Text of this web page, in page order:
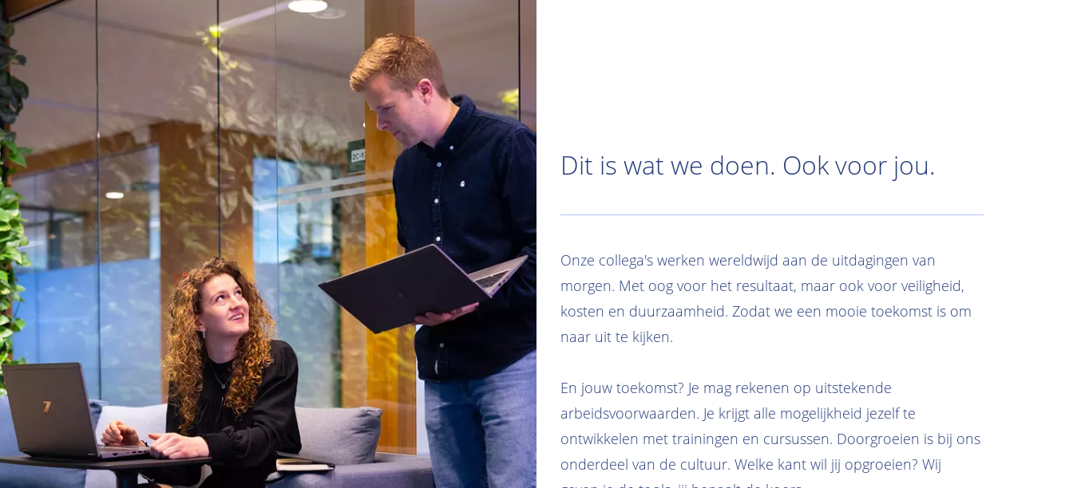
Dit is wat we doen. Ook voor jou.
Onze collega's werken wereldwijd aan de uitdagingen van
morgen. Met oog voor het resultaat, maar ook voor veiligheid,
kosten en duurzaamheid. Zodat we een mooie toekomst is om
naar uit te kijken.
En jouw toekomst? Je mag rekenen op uitstekende
arbeidsvoorwaarden. Je krijgt alle mogelijkheid jezelf te
ontwikkelen met trainingen en cursussen. Doorgroeien is bij ons
onderdeel van de cultuur. Welke kant wil jij opgroeien? Wij